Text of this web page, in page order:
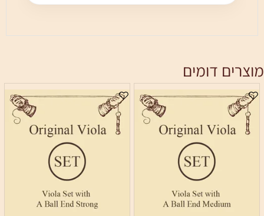
מוצרים דומים